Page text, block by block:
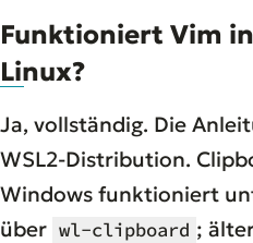
Funktioniert Vim
Linux?
Ja, vollständig. Die
WSL2-Distribution.
Windows funktioniert
über wl-clipboard ;